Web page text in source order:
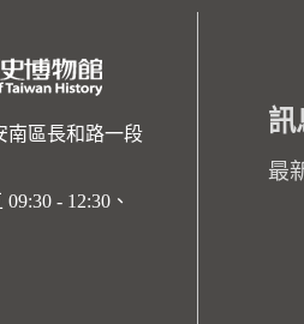
南區長和路一段
- 12:30、
訊
最